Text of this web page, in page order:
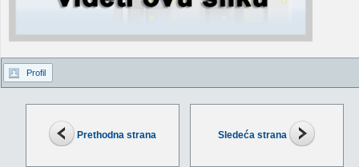
Prethodna strana Sledeća strana
Profil